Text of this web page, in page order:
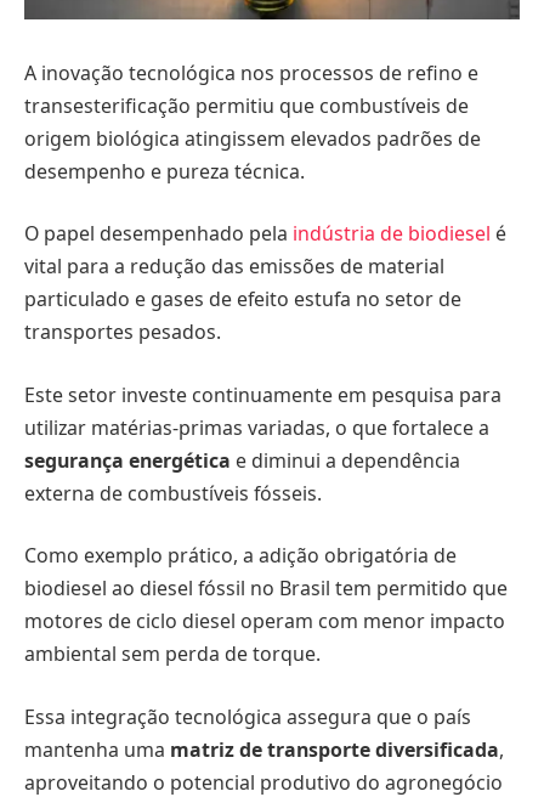
A inovação tecnológica nos processos de refino e
transesterificação permitiu que combustíveis de
origem biológica atingissem elevados padrões de
desempenho e pureza técnica.
O papel desempenhado pela indústria de biodiesel é
vital para a redução das emissões de material
particulado e gases de efeito estufa no setor de
transportes pesados.
Este setor investe continuamente em pesquisa para
utilizar matérias-primas variadas, o que fortalece a
segurança energética e diminui a dependência
externa de combustíveis fósseis.
Como exemplo prático, a adição obrigatória de
biodiesel ao diesel fóssil no Brasil tem permitido que
motores de ciclo diesel operam com menor impacto
ambiental sem perda de torque.
Essa integração tecnológica assegura que o país
mantenha uma matriz de transporte diversificada,
aproveitando o potencial produtivo do agronegócio